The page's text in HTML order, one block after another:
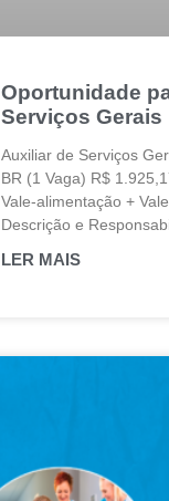
Oportunidade
Serviços Gerais
Auxiliar de Serviços
BR (1 Vaga) R$
Vale-alimentação +
Descrição e
LER MAIS